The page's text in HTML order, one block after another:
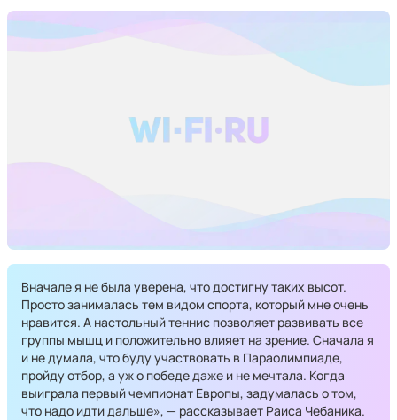
Вначале я не была уверена, что достигну таких высот.
Просто занималась тем видом спорта, который мне очень
нравится. А настольный теннис позволяет развивать все
группы мышц и положительно влияет на зрение. Сначала я
и не думала, что буду участвовать в Параолимпиаде,
пройду отбор, а уж о победе даже и не мечтала. Когда
выиграла первый чемпионат Европы, задумалась о том,
что надо идти дальше», — рассказывает Раиса Чебаника.